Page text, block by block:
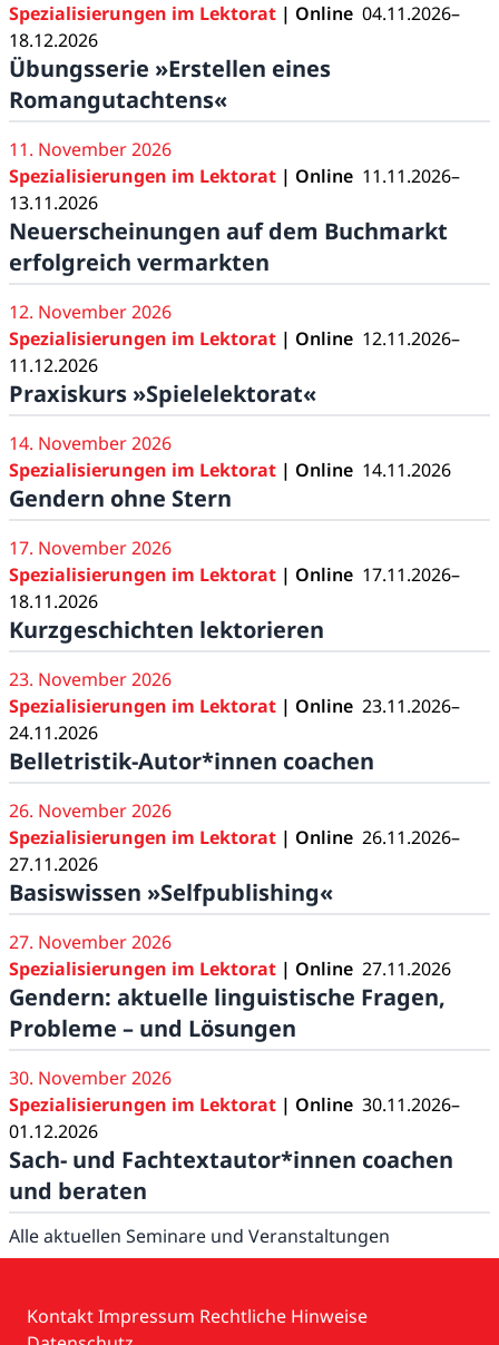
Spezialisierungen im Lektorat | Online 04.11.2026–
18.12.2026
Übungsserie »Erstellen eines
Romangutachtens«
11. November 2026
Spezialisierungen im Lektorat | Online 11.11.2026–
13.11.2026
Neuerscheinungen auf dem Buchmarkt
erfolgreich vermarkten
12. November 2026
Spezialisierungen im Lektorat | Online 12.11.2026–
11.12.2026
Praxiskurs »Spielelektorat«
14. November 2026
Spezialisierungen im Lektorat | Online 14.11.2026
Gendern ohne Stern
17. November 2026
Spezialisierungen im Lektorat | Online 17.11.2026–
18.11.2026
Kurzgeschichten lektorieren
23. November 2026
Spezialisierungen im Lektorat | Online 23.11.2026–
24.11.2026
Belletristik-Autor*innen coachen
26. November 2026
Spezialisierungen im Lektorat | Online 26.11.2026–
27.11.2026
Basiswissen »Selfpublishing«
27. November 2026
Spezialisierungen im Lektorat | Online 27.11.2026
Gendern: aktuelle linguistische Fragen,
Probleme – und Lösungen
30. November 2026
Spezialisierungen im Lektorat | Online 30.11.2026–
01.12.2026
Sach- und Fachtextautor*innen coachen
und beraten
Alle aktuellen Seminare und Veranstaltungen
KontaktImpressum Rechtliche Hinweise